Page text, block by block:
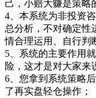
己，小赔大赚是策略
4、本系统为非投资
总分析，不对确定性
情合理运用、自行判
5、系统的主要作用
险，这才是对大家来
6、您拿到系统策略
了再实盘轻仓操作 ；